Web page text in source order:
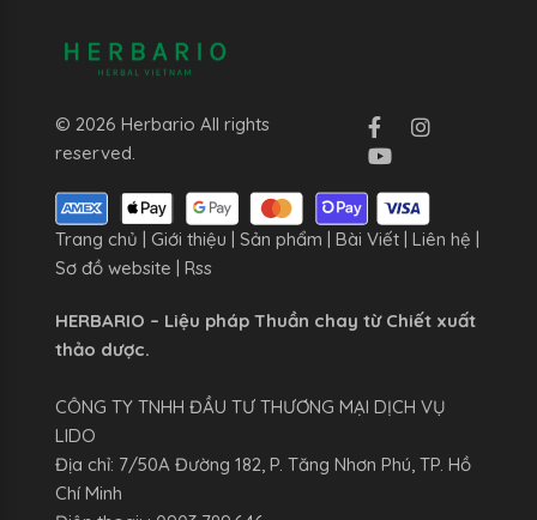
© 2026 Herbario All rights
reserved.
Trang chủ Giới thiệu Sản phẩm Bài Viết Liên hệ
Sơ đồ website
Rss
HERBARIO – Liệu pháp Thuần chay từ Chiết xuất
thảo dược.
CÔNG TY TNHH ĐẦU TƯ THƯƠNG MẠI DỊCH VỤ
LIDO
Địa chỉ: 7/50A Đường 182, P. Tăng Nhơn Phú, TP. Hồ
Chí Minh